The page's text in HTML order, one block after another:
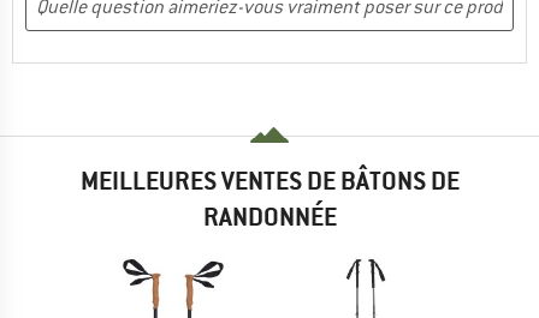
MEILLEURES VENTES DE BÂTONS DE
RANDONNÉE